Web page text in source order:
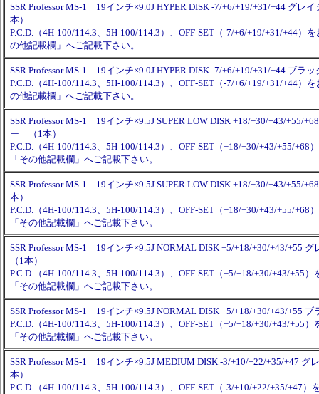
SSR Professor MS-1 19インチ×9.0J HYPER DISK -7/+6/+19/+31/+44 グレ
本）
P.C.D.（4H-100/114.3、5H-100/114.3）、OFF-SET（-7/+6/+19/+31/+44）
の他記載欄」へご記載下さい。
SSR Professor MS-1 19インチ×9.0J HYPER DISK -7/+6/+19/+31/+44 ブラ
P.C.D.（4H-100/114.3、5H-100/114.3）、OFF-SET（-7/+6/+19/+31/+44）
の他記載欄」へご記載下さい。
SSR Professor MS-1 19インチ×9.5J SUPER LOW DISK +18/+30/+43/+55/
ー （1本）
P.C.D.（4H-100/114.3、5H-100/114.3）、OFF-SET（+18/+30/+43/+55/+68
「その他記載欄」へご記載下さい。
SSR Professor MS-1 19インチ×9.5J SUPER LOW DISK +18/+30/+43/+55/
本）
P.C.D.（4H-100/114.3、5H-100/114.3）、OFF-SET（+18/+30/+43/+55/+68
「その他記載欄」へご記載下さい。
SSR Professor MS-1 19インチ×9.5J NORMAL DISK +5/+18/+30/+43/+55
（1本）
P.C.D.（4H-100/114.3、5H-100/114.3）、OFF-SET（+5/+18/+30/+43/+55
「その他記載欄」へご記載下さい。
SSR Professor MS-1 19インチ×9.5J NORMAL DISK +5/+18/+30/+43/+55
P.C.D.（4H-100/114.3、5H-100/114.3）、OFF-SET（+5/+18/+30/+43/+55
「その他記載欄」へご記載下さい。
SSR Professor MS-1 19インチ×9.5J MEDIUM DISK -3/+10/+22/+35/+47
本）
P.C.D.（4H-100/114.3、5H-100/114.3）、OFF-SET（-3/+10/+22/+35/+47）